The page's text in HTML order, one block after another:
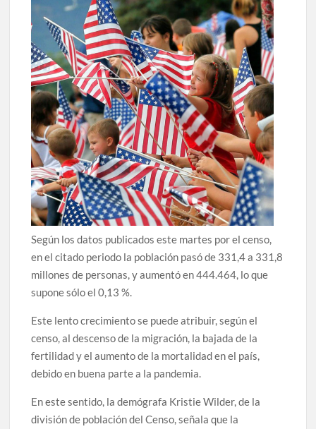
Según los datos publicados este martes por el censo,
en el citado periodo la población pasó de 331,4 a 331,8
millones de personas, y aumentó en 444.464, lo que
supone sólo el 0,13 %.
Este lento crecimiento se puede atribuir, según el
censo, al descenso de la migración, la bajada de la
fertilidad y el aumento de la mortalidad en el país,
debido en buena parte a la pandemia.
En este sentido, la demógrafa Kristie Wilder, de la
división de población del Censo, señala que la